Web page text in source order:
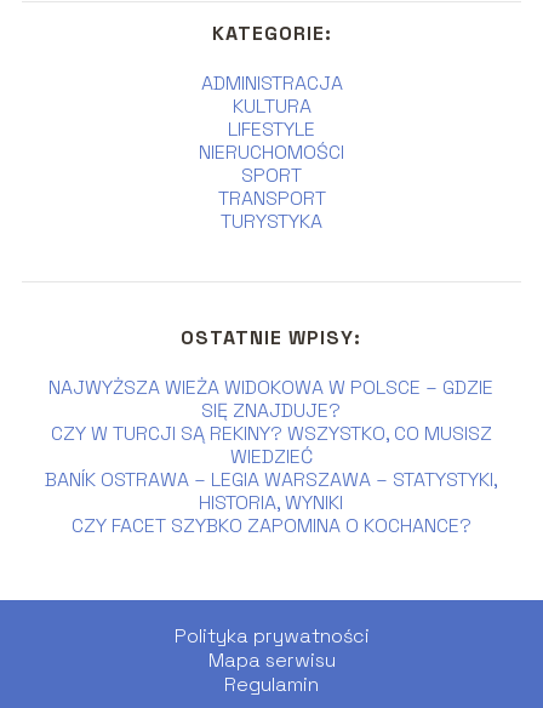
KATEGORIE:
ADMINISTRACJA
KULTURA
LIFESTYLE
NIERUCHOMOŚCI
SPORT
TRANSPORT
TURYSTYKA
OSTATNIE WPISY:
NAJWYŻSZA WIEŻA WIDOKOWA W POLSCE – GDZIE
SIĘ ZNAJDUJE?
CZY W TURCJI SĄ REKINY? WSZYSTKO, CO MUSISZ
WIEDZIEĆ
BANÍK OSTRAWA – LEGIA WARSZAWA – STATYSTYKI,
HISTORIA, WYNIKI
CZY FACET SZYBKO ZAPOMINA O KOCHANCE?
Polityka prywatności
Mapa serwisu
Regulamin